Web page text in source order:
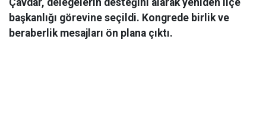
Çavdar, delegelerin desteğini alarak yeniden ilçe
başkanlığı görevine seçildi. Kongrede birlik ve
beraberlik mesajları ön plana çıktı.